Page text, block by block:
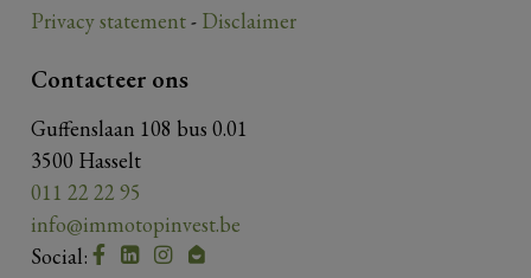
Privacy statement- Disclaimer
Contacteer ons
Guffenslaan 108 bus 0.01
3500 Hasselt
011 22 22 95
info@immotopinvest.be
Social: